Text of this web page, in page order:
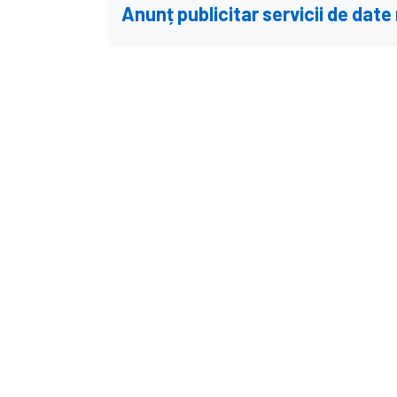
Anunț publicitar servicii de date